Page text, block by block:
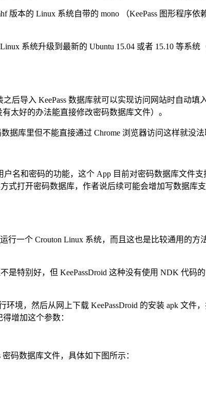
版本的 Linux 系统自带的 mono （KeePass 图形程序
系统升级到最新的 Ubuntu 15.04 或者 15.10 等系统
之后导入 KeePass 数据库就可以实现访问网站时自动
太好的办法能直接修改密码数据库文件）。
库里但不能直接通过 Chrome 浏览器访问这样就没法
名和密码的功能，这个 App 目前对密码数据库文件
式打开密码数据库，作者说后续可能会增加写数据库
一个 Crouton Linux 系统，而且这也是比较通用的方
是特别好，但 KeePassDroid 这种没有使用 NDK 代码
境，然后从网上下载 KeePassDroid 的安装 apk 文件
增加这个参数：
码数据库文件，具体如下图所示：